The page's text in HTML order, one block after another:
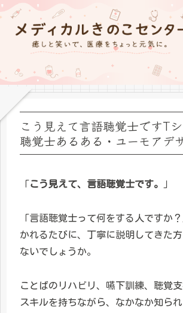
こう見えて言語聴覚士ですT
聴覚士あるある・ユーモアデ
「こう見えて、言語聴覚士です。 」
「言語聴覚士って何をする人ですか
かれるたびに、丁寧に説明してきた
ないでしょうか。
ことばのリハビリ、嚥下訓練、聴覚
スキルを持ちながら、なかなか知ら